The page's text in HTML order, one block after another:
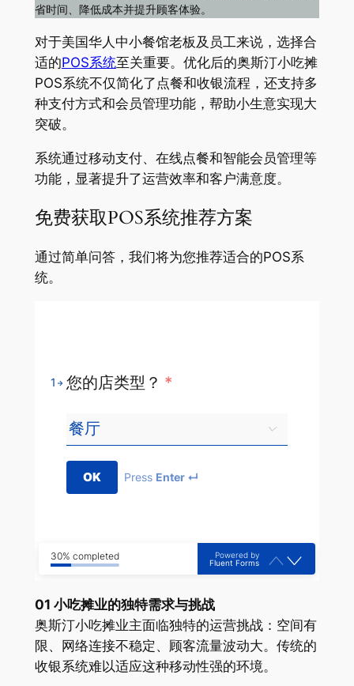
省时间、降低成本并提升顾客体验。
对于美国华人中小餐馆老板及员工来说，选择合
适的POS系统至关重要。优化后的奥斯汀小吃摊
POS系统不仅简化了点餐和收银流程，还支持多
种支付方式和会员管理功能，帮助小生意实现大
突破。
系统通过移动支付、在线点餐和智能会员管理等
功能，显著提升了运营效率和客户满意度。
免费获取POS系统推荐方案
通过简单问答，我们将为您推荐适合的POS系
统。
1 您的店类型？ *
OK Press Enter ↵
30% completed
Powered by
Fluent Forms
01 小吃摊业的独特需求与挑战
奥斯汀小吃摊业主面临独特的运营挑战：空间有
限、网络连接不稳定、顾客流量波动大。传统的
收银系统难以适应这种移动性强的环境。